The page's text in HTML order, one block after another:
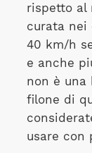
rispetto al
curata nei
40 km/h
e anche
non è una
filone di
usare con